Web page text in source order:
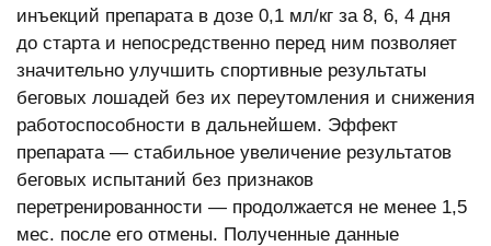
инъекций препарата в дозе 0,1 мл/кг за 8, 6, 4 дня
до старта и непосредственно перед ним позволяет
значительно улучшить спортивные результаты
беговых лошадей без их переутомления и снижения
работоспособности в дальнейшем. Эффект
препарата — стабильное увеличение результатов
беговых испытаний без признаков
перетренированности — продолжается не менее 1,5
мес. после его отмены. Полученные данные